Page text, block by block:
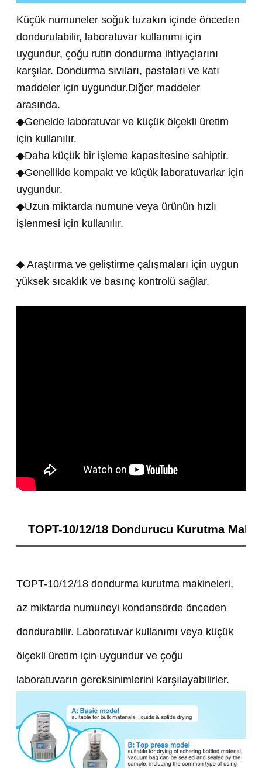
Küçük numuneler soğuk tuzakın içinde önceden
dondurulabilir, laboratuvar kullanımı için
uygundur, çoğu rutin dondurma ihtiyaçlarını
karşılar. Dondurma sıvıları, pastaları ve katı
maddeler için uygundur.Diğer maddeler
arasında.
◆Genelde laboratuvar ve küçük ölçekli üretim
için kullanılır.
◆Daha küçük bir işleme kapasitesine sahiptir.
◆Genellikle kompakt ve küçük laboratuvarlar için
uygundur.
◆Uzun miktarda numune veya ürünün hızlı
işlenmesi için kullanılır.
◆ Araştırma ve geliştirme çalışmaları için uygun
yüksek sıcaklık ve basınç kontrolü sağlar.
TOPT-10/12/18 Dondurucu Kurutma
TOPT-10/12/18 dondurma kurutma makineleri,
az miktarda numuneyi kondansörde önceden
dondurabilir. Laboratuvar kullanımı veya küçük
ölçekli üretim için uygundur ve çoğu
laboratuvarın gereksinimlerini karşılayabilirler.